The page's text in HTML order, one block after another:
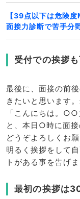
【39点以下は危険度
面接力診断で苦手分
受付での挨拶
最後に、面接の前
きたいと思います
「こんにちは。
と、本日○時に面接
どうぞよろしくお
明るく挨拶をして
トがある事を告げま
最初の挨拶は